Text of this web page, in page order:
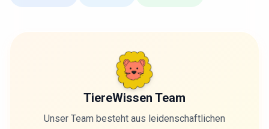
TiereWissen Team
Unser Team besteht aus leidenschaftlichen